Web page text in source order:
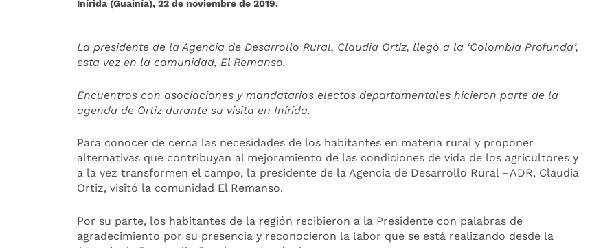
Inírida (Guainía), 22 de noviembre de 2019.
La presidente de la Agencia de Desarrollo Rural, Claudia Ortiz, llegó a la ‘Colombia Profunda’,
esta vez en la comunidad, El Remanso.
Encuentros con asociaciones y mandatarios electos departamentales hicieron parte de la
agenda de Ortiz durante su visita en Inírida.
Para conocer de cerca las necesidades de los habitantes en materia rural y proponer
alternativas que contribuyan al mejoramiento de las condiciones de vida de los agricultores y
a la vez transformen el campo, la presidente de la Agencia de Desarrollo Rural –ADR, Claudia
Ortiz, visitó la comunidad El Remanso.
Por su parte, los habitantes de la región recibieron a la Presidente con palabras de
agradecimiento por su presencia y reconocieron la labor que se está realizando desde la